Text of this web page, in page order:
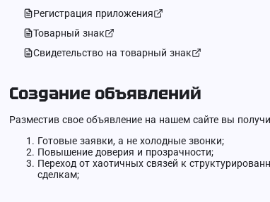
Регистрация приложения
Товарный знак
Свидетельство на товарный знак
Создание объявлений
Разместив свое объявление на нашем сайте вы
Готовые заявки, а не холодные звонки;
Повышение доверия и прозрачности;
Переход от хаотичных связей к
сделкам;